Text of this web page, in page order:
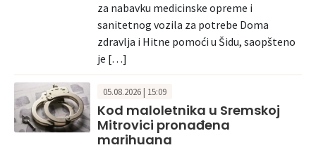
za nabavku medicinske opreme i
sanitetnog vozila za potrebe Doma
zdravlja i Hitne pomoći u Šidu, saopšteno
je […]
05.08.2026 | 15:09
Kod maloletnika u Sremskoj
Mitrovici pronađena
marihuana